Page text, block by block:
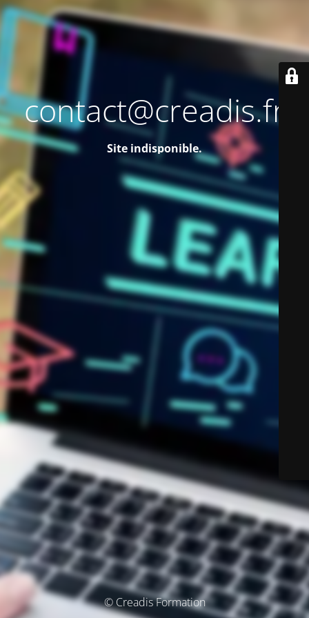
contact@creadis.fr
Site indisponible.
© Creadis Formation